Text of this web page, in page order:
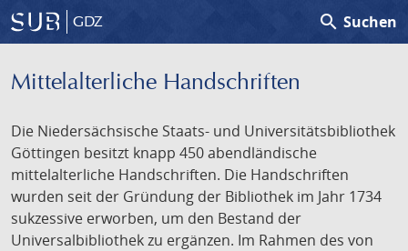
GDZ search Suchen
Mittelalterliche Handschriften
Die Niedersächsische Staats- und Universitätsbibliothek
Göttingen besitzt knapp 450 abendländische
mittelalterliche Handschriften. Die Handschriften
wurden seit der Gründung der Bibliothek im Jahr 1734
sukzessive erworben, um den Bestand der
Universalbibliothek zu ergänzen. Im Rahmen des von